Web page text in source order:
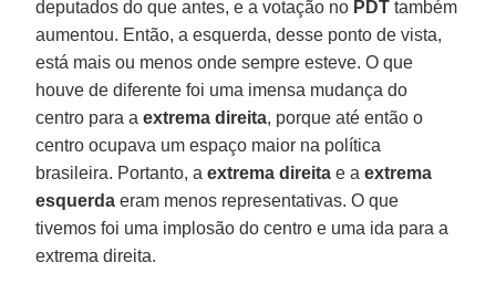
deputados do que antes, e a votação no PDT também
aumentou. Então, a esquerda, desse ponto de vista,
está mais ou menos onde sempre esteve. O que
houve de diferente foi uma imensa mudança do
centro para aextrema direita, porque até então o
centro ocupava um espaço maior na política
brasileira. Portanto, a extrema direita e aextrema
esquerda eram menos representativas. O que
tivemos foi uma implosão do centro e uma ida para a
extrema direita.